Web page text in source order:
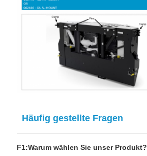
Häufig gestellte Fragen
F1:Warum wählen Sie unser Produkt?